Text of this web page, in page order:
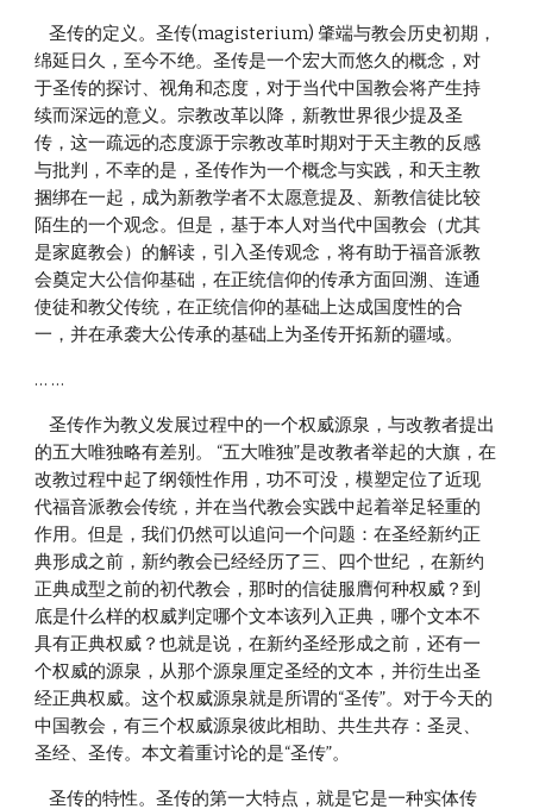
    圣传的定义。圣传(magisterium) 肇端与教会历史初期，
绵延日久，至今不绝。圣传是一个宏大而悠久的概念，对
于圣传的探讨、视角和态度，对于当代中国教会将产生持
续而深远的意义。宗教改革以降，新教世界很少提及圣
传，这一疏远的态度源于宗教改革时期对于天主教的反感
与批判，不幸的是，圣传作为一个概念与实践，和天主教
捆绑在一起，成为新教学者不太愿意提及、新教信徒比较
陌生的一个观念。但是，基于本人对当代中国教会（尤其
是家庭教会）的解读，引入圣传观念，将有助于福音派教
会奠定大公信仰基础，在正统信仰的传承方面回溯、连通
使徒和教父传统，在正统信仰的基础上达成国度性的合
一，并在承袭大公传承的基础上为圣传开拓新的疆域。
… …
    圣传作为教义发展过程中的一个权威源泉，与改教者提出
的五大唯独略有差别。 “五大唯独”是改教者举起的大旗，在
改教过程中起了纲领性作用，功不可没，模塑定位了近现
代福音派教会传统，并在当代教会实践中起着举足轻重的
作用。但是，我们仍然可以追问一个问题：在圣经新约正
典形成之前，新约教会已经经历了三、四个世纪 ，在新约
正典成型之前的初代教会，那时的信徒服膺何种权威？到
底是什么样的权威判定哪个文本该列入正典，哪个文本不
具有正典权威？也就是说，在新约圣经形成之前，还有一
个权威的源泉，从那个源泉厘定圣经的文本，并衍生出圣
经正典权威。这个权威源泉就是所谓的“圣传”。对于今天的
中国教会，有三个权威源泉彼此相助、共生共存：圣灵、
圣经、圣传。本文着重讨论的是“圣传”。
    圣传的特性。圣传的第一大特点，就是它是一种实体传